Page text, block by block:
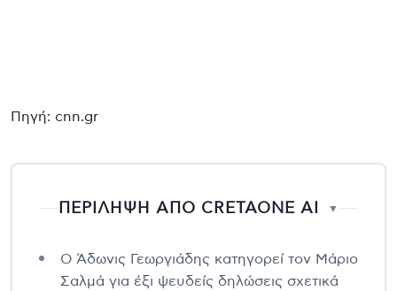
Πηγή: cnn.gr
ΠΕΡΙΛΗΨΗ ΑΠΟ CRETAONE AI ▼
Ο Άδωνις Γεωργιάδης κατηγορεί τον Μάριο
Σαλμά για έξι ψευδείς δηλώσεις σχετικά